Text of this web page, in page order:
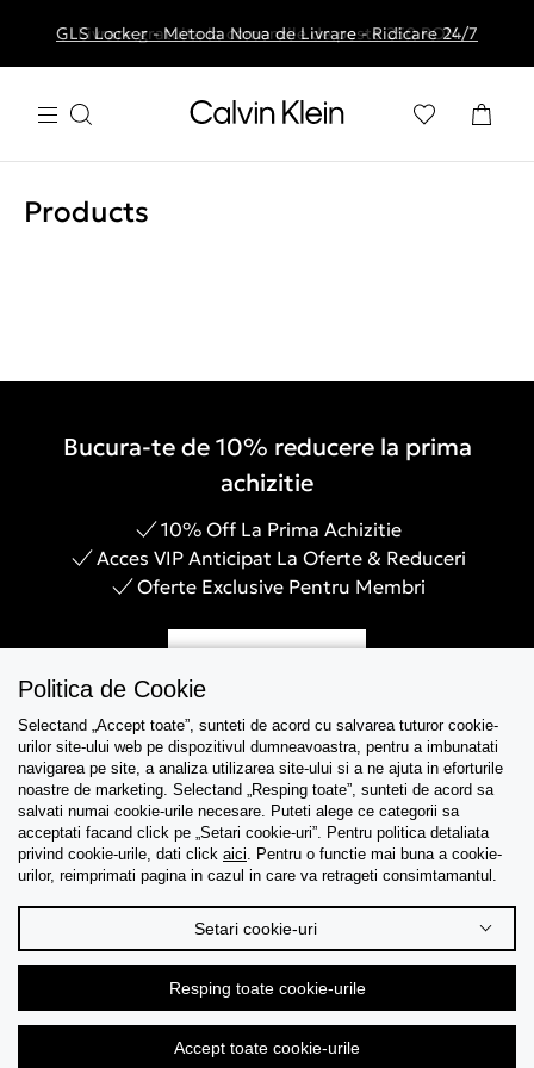
Livrare gratuita la comenzile de peste 250 RON
GLS Locker - Metoda Noua de Livrare - Ridicare 24/7
Products
Bucura-te de 10% reducere la prima
achizitie
10% Off La Prima Achizitie
Acces VIP Anticipat La Oferte & Reduceri
Oferte Exclusive Pentru Membri
Asistenta
Colectii
Tips & Guides
Despre noi
Politica de Cookie
Selectand „Accept toate”, sunteti de acord cu salvarea tuturor cookie-
urilor site-ului web pe dispozitivul dumneavoastra, pentru a imbunatati
navigarea pe site, a analiza utilizarea site-ului si a ne ajuta in eforturile
noastre de marketing. Selectand „Resping toate”, sunteti de acord sa
salvati numai cookie-urile necesare. Puteti alege ce categorii sa
acceptati facand click pe „Setari cookie-uri”. Pentru politica detaliata
privind cookie-urile, dati click aici. Pentru o functie mai buna a cookie-
urilor, reimprimati pagina in cazul in care va retrageti consimtamantul.
Setari cookie-uri
Resping toate cookie-urile
Accept toate cookie-urile